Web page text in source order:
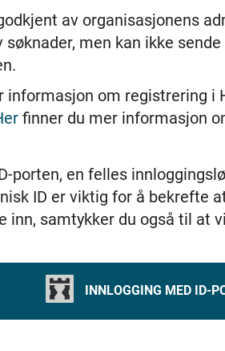
av organisasjonens
men kan ikke
informasjon om registrering i
finner du mer informasjon
porten, en felles
ID er viktig for å bekrefte
inn, samtykker du også til at
INNLOGGING MED ID-